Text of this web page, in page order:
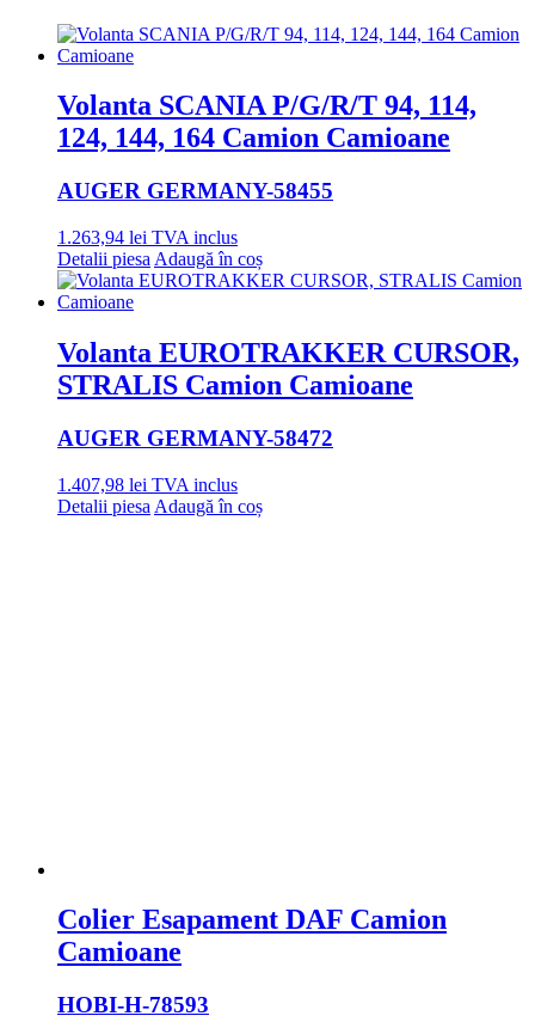
Volanta SCANIA P/G/R/T 94, 114,
124, 144, 164 Camion Camioane
AUGER GERMANY-58455
1.263,94 lei TVA inclus
Detalii piesa Adaugă în coș
Volanta EUROTRAKKER CURSOR,
STRALIS Camion Camioane
AUGER GERMANY-58472
1.407,98 lei TVA inclus
Detalii piesa Adaugă în coș
Colier Esapament DAF Camion
Camioane
HOBI-H-78593